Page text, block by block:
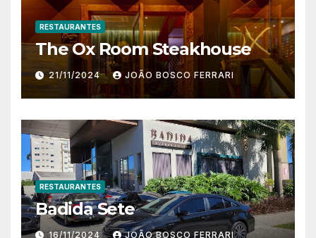
RESTAURANTES
The Ox Room Steakhouse
21/11/2024 JOÃO BOSCO FERRARI
RESTAURANTES
Badida Sete
16/11/2024 JOÃO BOSCO FERRARI